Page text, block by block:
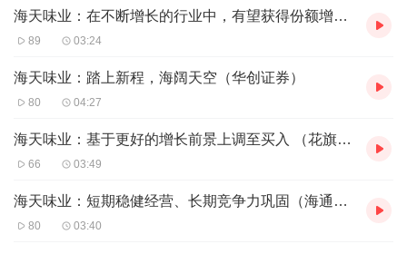
海天味业：在不断增长的行业中，有望获得份额增长，但估值合理（高盛）
89 03:24
海天味业：踏上新程，海阔天空（华创证券）
80 04:27
海天味业：基于更好的增长前景上调至买入 （花旗集团）
66 03:49
海天味业：短期稳健经营、长期竞争力巩固（海通国际）
80 03:40